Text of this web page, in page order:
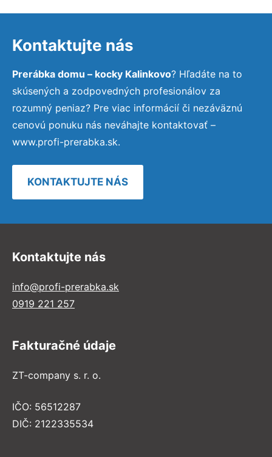
Kontaktujte nás
Prerábka domu – kocky Kalinkovo? Hľadáte na to
skúsených a zodpovedných profesionálov za
rozumný peniaz? Pre viac informácií či nezáväznú
cenovú ponuku nás neváhajte kontaktovať –
www.profi-prerabka.sk.
KONTAKTUJTE NÁS
Kontaktujte nás
info@profi-prerabka.sk
0919 221 257
Fakturačné údaje
ZT-company s. r. o.
IČO: 56512287
DIČ: 2122335534